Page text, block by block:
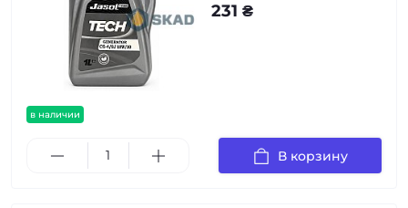
в наличии
231 ₴
В корзину